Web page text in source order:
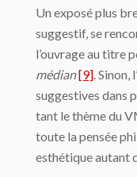
Un exposé plus
suggestif, se
l’ouvrage au titre
médian[9]. Sinon,
suggestives dans
tant le thème du
toute la pensée
esthétique autant